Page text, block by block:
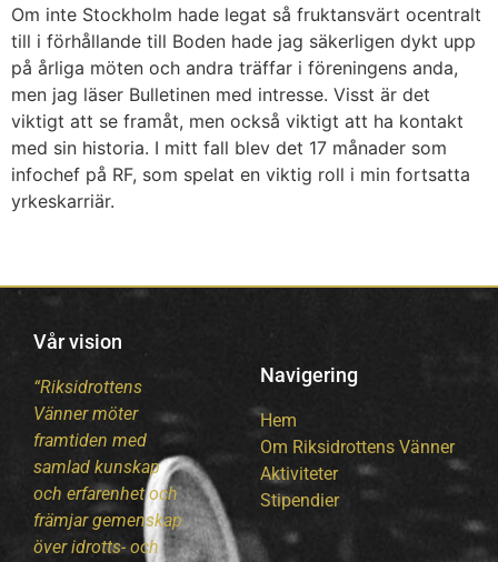
Om inte Stockholm hade legat så fruktansvärt ocentralt
till i förhållande till Boden hade jag säkerligen dykt upp
på årliga möten och andra träffar i föreningens anda,
men jag läser Bulletinen med intresse. Visst är det
viktigt att se framåt, men också viktigt att ha kontakt
med sin historia. I mitt fall blev det 17 månader som
infochef på RF, som spelat en viktig roll i min fortsatta
yrkeskarriär.
Vår vision
“Riksidrottens
Vänner möter
framtiden med
samlad kunskap
och erfarenhet och
främjar gemenskap
över idrotts- och
Navigering
Hem
Om Riksidrottens Vänner
Aktiviteter
Stipendier